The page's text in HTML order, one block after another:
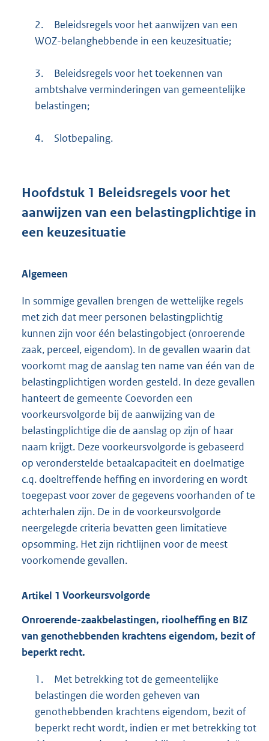
2.
Beleidsregels voor het aanwijzen van een
WOZ-belanghebbende in een keuzesituatie;
3.
Beleidsregels voor het toekennen van
ambtshalve verminderingen van gemeentelijke
belastingen;
4. Slotbepaling.
Hoofdstuk 1 Beleidsregels voor het
aanwijzen van een belastingplichtige in
een keuzesituatie
Algemeen
In sommige gevallen brengen de wettelijke regels
met zich dat meer personen belastingplichtig
kunnen zijn voor één belastingobject (onroerende
zaak, perceel, eigendom). In de gevallen waarin dat
voorkomt mag de aanslag ten name van één van de
belastingplichtigen worden gesteld. In deze gevallen
hanteert de gemeente Coevorden een
voorkeursvolgorde bij de aanwijzing van de
belastingplichtige die de aanslag op zijn of haar
naam krijgt. Deze voorkeursvolgorde is gebaseerd
op veronderstelde betaalcapaciteit en doelmatige
c.q. doeltreffende heffing en invordering en wordt
toegepast voor zover de gegevens voorhanden of te
achterhalen zijn. De in de voorkeursvolgorde
neergelegde criteria bevatten geen limitatieve
opsomming. Het zijn richtlijnen voor de meest
voorkomende gevallen.
Artikel 1 Voorkeursvolgorde
Onroerende-zaakbelastingen, rioolheffing en BIZ
van genothebbenden krachtens eigendom, bezit of
beperkt recht.
1.
Met betrekking tot de gemeentelijke
belastingen die worden geheven van
genothebbenden krachtens eigendom, bezit of
beperkt recht wordt, indien er met betrekking tot